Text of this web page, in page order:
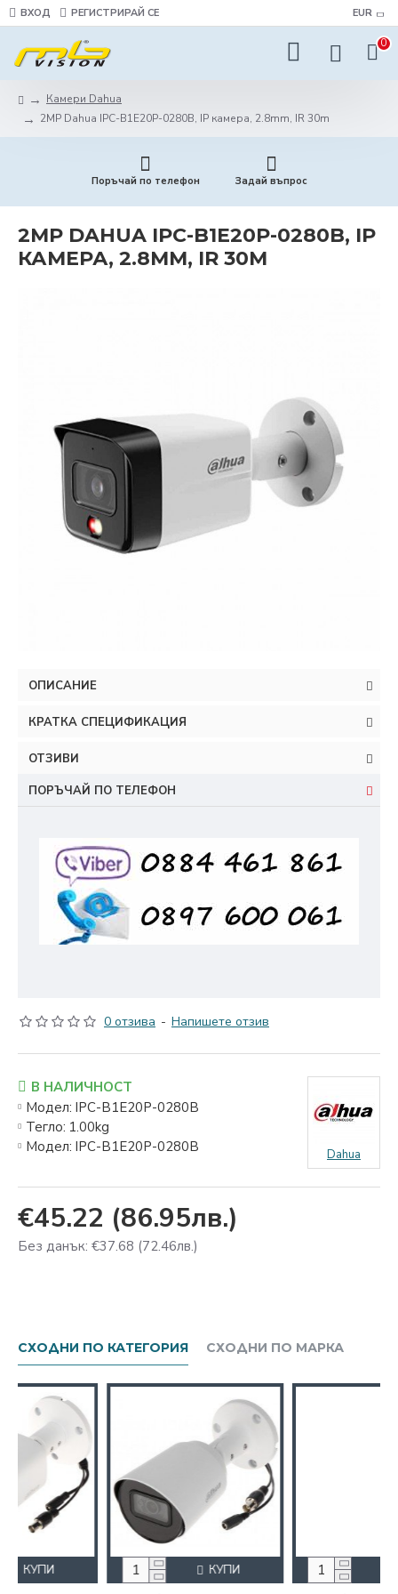
ВХОД РЕГИСТРИРАЙ СЕ EUR
0
Камери Dahua
2MP Dahua IPC-B1E20P-0280B, IP камера, 2.8mm, IR 30m
Поръчай по телефон Задай въпрос
2MP DAHUA IPC-B1E20P-0280B, IP
КАМЕРА, 2.8MM, IR 30M
ОПИСАНИЕ
КРАТКА СПЕЦИФИКАЦИЯ
ОТЗИВИ
ПОРЪЧАЙ ПО ТЕЛЕФОН
0 отзива - Напишете отзив
€45.22 (86.95лв.)
Без данък: €37.68 (72.46лв.)
В НАЛИЧНОСТ
Модел: IPC-B1E20P-0280B
Тегло: 1.00kg
Модел: IPC-B1E20P-0280B Dahua
СХОДНИ ПО КАТЕГОРИЯ СХОДНИ ПО МАРКА
КУПИ
КУПИ